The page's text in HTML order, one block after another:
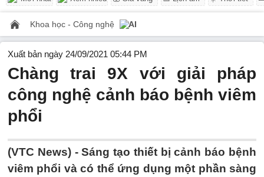
Khoa học - Công nghệ AI
Xuất bản ngày 24/09/2021 05:44 PM
Chàng trai 9X với giải pháp
công nghệ cảnh báo bệnh viêm
phổi
(VTC News) -Sáng tạo thiết bị cảnh báo bệnh
viêm phổi và có thể ứng dụng một phần sàng